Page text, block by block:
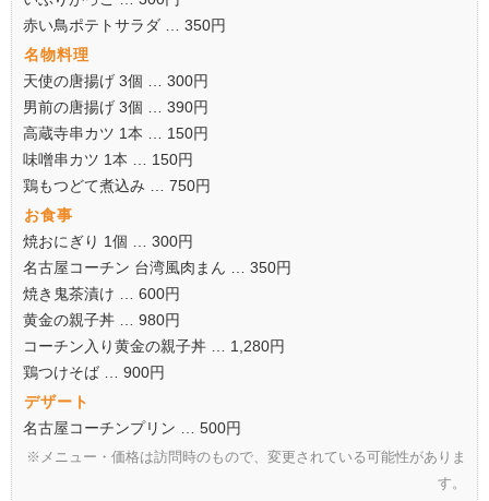
赤い鳥ポテトサラダ … 350円
名物料理
天使の唐揚げ 3個 … 300円
男前の唐揚げ 3個 … 390円
高蔵寺串カツ 1本 … 150円
味噌串カツ 1本 … 150円
鶏もつどて煮込み … 750円
お食事
焼おにぎり 1個 … 300円
名古屋コーチン 台湾風肉まん … 350円
焼き鬼茶漬け … 600円
黄金の親子丼 … 980円
コーチン入り黄金の親子丼 … 1,280円
鶏つけそば … 900円
デザート
名古屋コーチンプリン … 500円
※メニュー・価格は訪問時のもので、変更されている可能性がありま
す。